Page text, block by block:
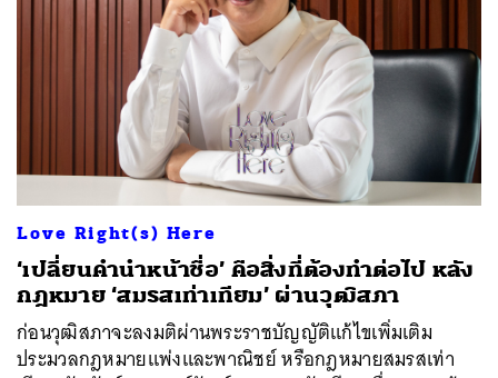
Love Right(s) Here
‘เปลี่ยนคำนำหน้าชื่อ’ คือสิ่งที่ต้องทำต่อไป หลัง
กฎหมาย ‘สมรสเท่าเทียม’ ผ่านวุฒิสภา
ก่อนวุฒิสภาจะลงมติผ่านพระราชบัญญัติแก้ไขเพิ่มเติม
ประมวลกฎหมายแพ่งและพาณิชย์ หรือกฎหมายสมรสเท่า